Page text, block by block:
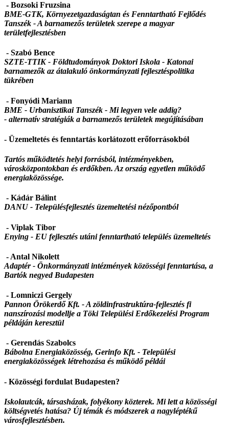
- Bozsoki Fruzsina
BME-GTK, Környezetgazdaságtan és Fenntartható Fejlődés
Tanszék - A barnamezős területek szerepe a magyar
területfejlesztésben
- Szabó Bence
SZTE-TTIK - Földtudományok Doktori Iskola - Katonai
barnamezők az átalakuló önkormányzati fejlesztéspolitika
tükrében
- Fonyódi Mariann
BME - Urbanisztikai Tanszék - Mi legyen vele addig?
- alternatív stratégiák a barnamezős területek megújításában
- Üzemeltetés és fenntartás korlátozott erőforrásokból
Tartós működtetés helyi forrásból, intézményekben,
városközpontokban és erdőkben. Az ország egyetlen működő
energiaközössége.
- Kádár Bálint
DANU - Településfejlesztés üzemeltetési nézőpontból
- Viplak Tibor
Enying - EU fejlesztés utáni fenntartható település üzemeltetés
- Antal Nikolett
Adaptér - Önkormányzati intézmények közösségi fenntartása, a
Bartók negyed Budapesten
- Lomniczi Gergely
Pannon Örökerdő Kft. -A zöldinfrastruktúra-fejlesztés fi
nanszírozási modellje a Töki Települési Erdőkezelési Program
példáján keresztül
- Gerendás Szabolcs
Bábolna Energiaközösség, Gerinfo Kft. - Települési
energiaközösségek létrehozása és működő példái
- Közösségi fordulat Budapesten?
Iskolautcák, társasházak, folyékony közterek. Mi lett a közösségi
költségvetés hatása? Új témák és módszerek a nagyléptékű
városfejlesztésben.